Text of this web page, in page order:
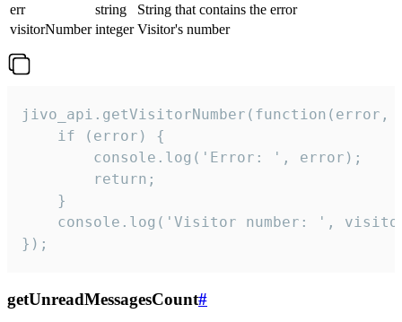
err
string
String that contains the error
visitorNumber integer Visitor's number
jivo_api.getVisitorNumber(function(error,
    if (error) {
        console.log('Error: ', error);
        return;
    }
console.log('Visitor number: ',
});
getUnreadMessagesCount#